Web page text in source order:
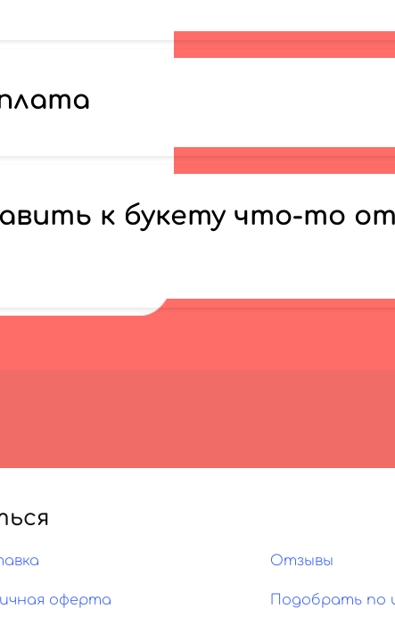
к букету что-то от
Отзывы
оферта Подобрать по